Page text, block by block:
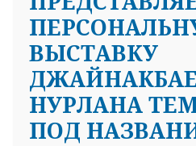
ВЫСТАВКУ
НУРЛАНА
ПОД